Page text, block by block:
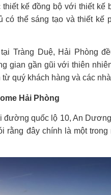
kế đồng bộ với thiết kế
thể sáng tạo và thiết kế
Tràng Duệ, Hải Phòng
gian gần gũi với thiên
quý khách hàng và các
Hải Phòng
đường quốc lộ 10, An
rằng đây chính là một